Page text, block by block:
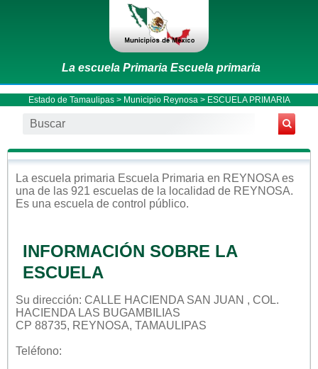
La escuela Primaria Escuela primaria
Estado de Tamaulipas> Municipio Reynosa > ESCUELA PRIMARIA
La escuela primaria Escuela Primaria en REYNOSA es
una de las 921 escuelas de la localidad de REYNOSA.
Es una escuela de control público.
INFORMACIÓN SOBRE LA
ESCUELA
Su dirección: CALLE HACIENDA SAN JUAN , COL.
HACIENDA LAS BUGAMBILIAS
CP 88735, REYNOSA, TAMAULIPAS
Teléfono: